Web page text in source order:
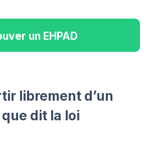
un EHPAD
librement d’un
que dit la loi